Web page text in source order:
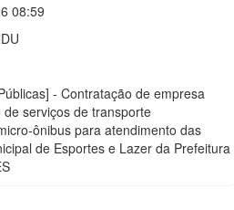
08:59
- Contratação de empresa
serviços de transporte
ônibus para atendimento das
de Esportes e Lazer da Prefeitura